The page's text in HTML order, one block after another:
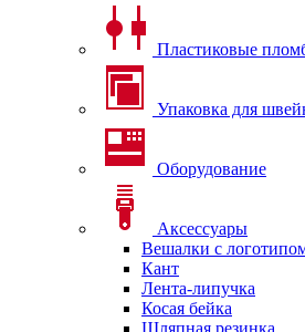
Пластиковые
Упаковка для
Оборудование
Аксессуары
Вешалки с
Кант
Лента-липучка
Косая бейка
Шляпная резинка